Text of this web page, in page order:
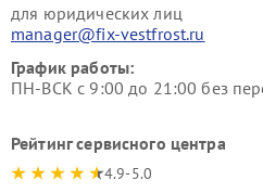
для юридических лиц
manager@fix-vestfrost.ru
График работы:
ПН-ВСК с 9:00 до 21:00 без
Рейтинг сервисного центра
4.9-5.0